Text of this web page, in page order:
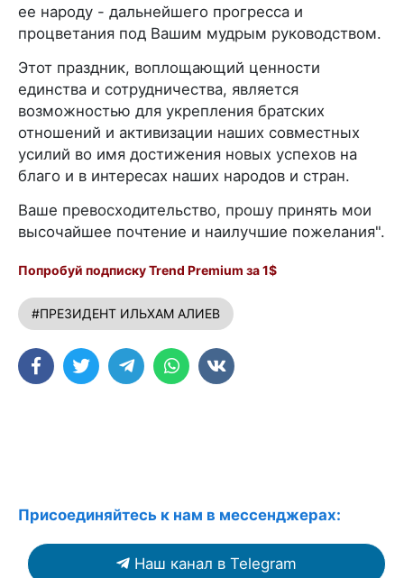
ее народу - дальнейшего прогресса и
процветания под Вашим мудрым руководством.
Этот праздник, воплощающий ценности
единства и сотрудничества, является
возможностью для укрепления братских
отношений и активизации наших совместных
усилий во имя достижения новых успехов на
благо и в интересах наших народов и стран.
Ваше превосходительство, прошу принять мои
высочайшее почтение и наилучшие пожелания".
Попробуй подписку Trend Premium за 1$
#ПРЕЗИДЕНТ ИЛЬХАМ АЛИЕВ
Присоединяйтесь к нам в мессенджерах:
Наш канал в Telegram